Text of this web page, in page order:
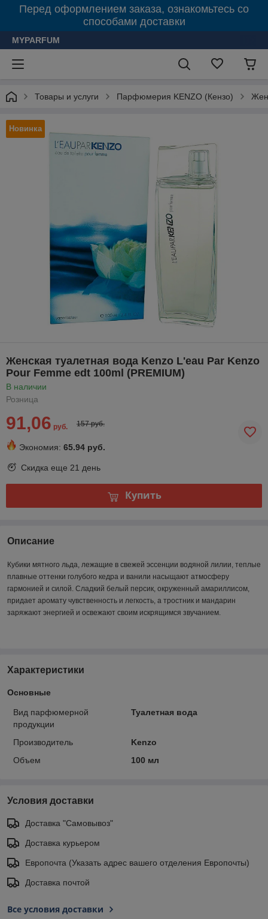
Перед оформлением заказа, ознакомьтесь со
способами доставки
MYPARFUM
Товары и услуги Парфюмерия KENZO (Кензо)
Новинка
Женская туалетная вода Kenzo L'eau Par Kenzo
Pour Femme edt 100ml (PREMIUM)
В наличии
Розница
91,06 руб. 157 руб.
Экономия: 65.94 руб.
Скидка еще 21 день
Купить
Описание
Кубики мятного льда, лежащие в свежей эссенции водяной лилии, теплые
плавные оттенки голубого кедра и ванили насыщают атмосферу
гармонией и силой. Сладкий белый персик, окруженный амариллисом,
придает аромату чувственность и легкость, а тростник и мандарин
заряжают энергией и освежают своим искрящимся звучанием.
Характеристики
Основные
Вид парфюмерной
продукции
Туалетная вода
Производитель
Kenzo
Объем
100 мл
Условия доставки
Доставка "Самовывоз"
Доставка курьером
Европочта (Указать адрес вашего отделения Европочты)
Доставка почтой
Все условия доставки